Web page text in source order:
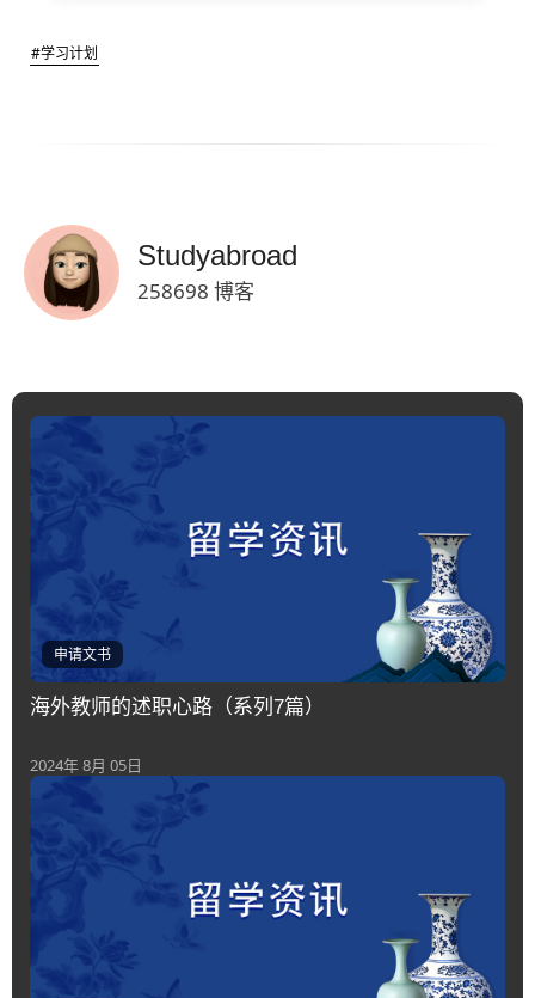
#学习计划
Studyabroad
258698 博客
申请文书
海外教师的述职心路（系列7篇）
2024年 8月 05日